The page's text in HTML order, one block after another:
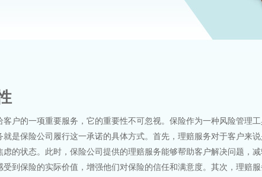
户的一项重要服务，它的重要性不可忽视。保险作为一种风险管理
是保险公司履行这一承诺的具体方式。首先，理赔服务对于客户来
虑的状态。此时，保险公司提供的理赔服务能够帮助客户解决问题，
到保险的实际价值，增强他们对保险的信任和满意度。其次，理赔